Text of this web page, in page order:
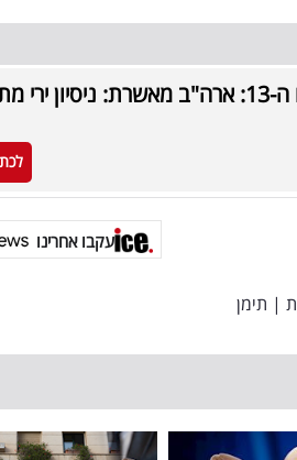
חרבות ברזל, היום ה-13: ארה"ב מאשרת: ניסיון ירי
עקבו אחרינו
| תימן